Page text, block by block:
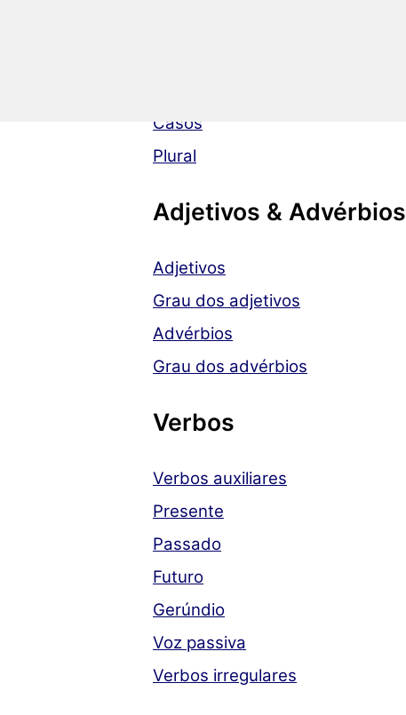
Casos
Plural
Adjetivos & Advérbios
Adjetivos
Grau dos adjetivos
Advérbios
Grau dos advérbios
Verbos
Verbos auxiliares
Presente
Passado
Futuro
Gerúndio
Voz passiva
Verbos irregulares